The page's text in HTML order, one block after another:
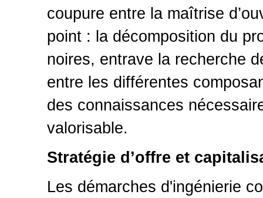
coupure entre la maîtrise
point : la décomposition du
noires, entrave la recherche
entre les différentes
des connaissances
valorisable.
Stratégie d’offre et
Les démarches d'ingénierie